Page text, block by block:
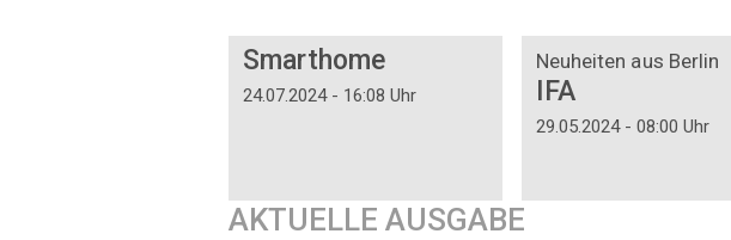
Smarthome
24.07.2024 - 16:08 Uhr
Neuheiten aus Berlin
IFA
29.05.2024 - 08:00 Uhr
AKTUELLE AUSGABE